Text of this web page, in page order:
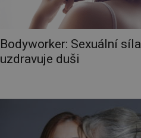
Bodyworker: Sexuální síla
uzdravuje duši